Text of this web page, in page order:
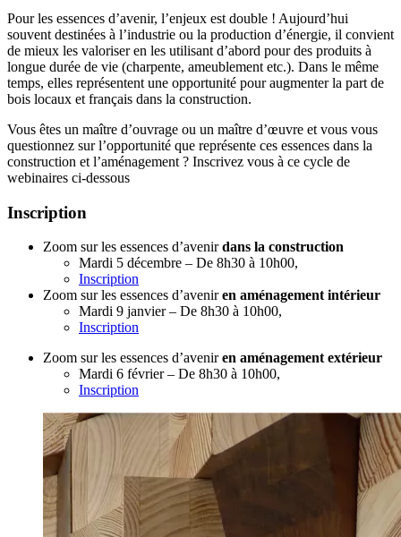
Pour les essences d’avenir, l’enjeux est double ! Aujourd’hui
souvent destinées à l’industrie ou la production d’énergie, il convient
de mieux les valoriser en les utilisant d’abord pour des produits à
longue durée de vie (charpente, ameublement etc.). Dans le même
temps, elles représentent une opportunité pour augmenter la part de
bois locaux et français dans la construction.
Vous êtes un maître d’ouvrage ou un maître d’œuvre et vous vous
questionnez sur l’opportunité que représente ces essences dans la
construction et l’aménagement ? Inscrivez vous à ce cycle de
webinaires ci-dessous
Inscription
Zoom sur les essences d’avenirdans la construction
Mardi 5 décembre – De 8h30 à 10h00,
Inscription
Zoom sur les essences d’aveniren aménagement intérieur
Mardi 9 janvier – De 8h30 à 10h00,
Inscription
Zoom sur les essences d’aveniren aménagement extérieur
Mardi 6 février – De 8h30 à 10h00,
Inscription